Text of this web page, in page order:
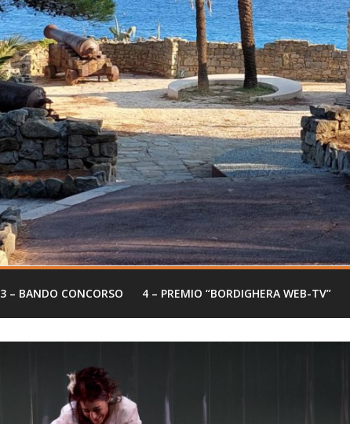
3 – BANDO CONCORSO 4 – PREMIO “BORDIGHERA WEB-TV”